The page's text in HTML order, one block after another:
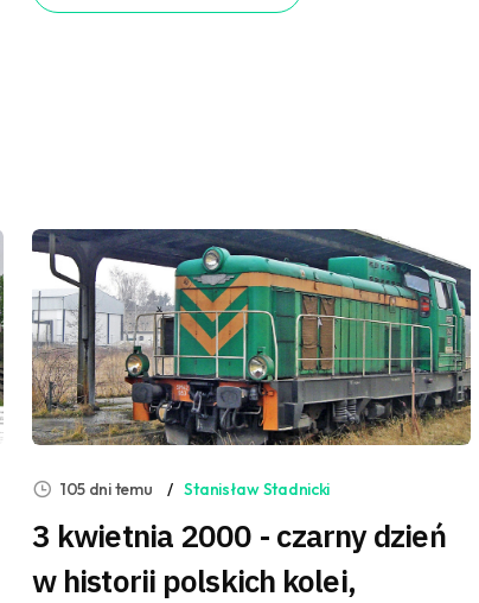
105 dni temu Stanisław Stadnicki
3 kwietnia 2000 - czarny dzień
w historii polskich kolei,